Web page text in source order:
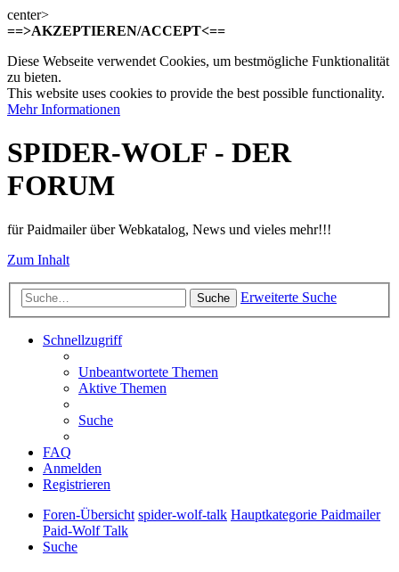
center>
==>AKZEPTIEREN/ACCEPT<==
Diese Webseite verwendet Cookies, um bestmögliche Funktionalität
zu bieten.
This website uses cookies to provide the best possible functionality.
Mehr Informationen
SPIDER-WOLF - DER
FORUM
für Paidmailer über Webkatalog, News und vieles mehr!!!
Zum Inhalt
Suche Erweiterte Suche
Schnellzugriff
Unbeantwortete Themen
Aktive Themen
Suche
FAQ
Anmelden
Registrieren
Foren-Übersicht spider-wolf-talk Hauptkategorie Paidmailer
Paid-Wolf Talk
Suche